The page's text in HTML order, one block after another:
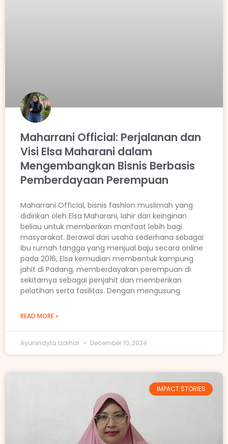
Maharrani Official: Perjalanan dan
Visi Elsa Maharani dalam
Mengembangkan Bisnis Berbasis
Pemberdayaan Perempuan
Maharrani Official, bisnis fashion muslimah yang
didirikan oleh Elsa Maharani, lahir dari keinginan
beliau untuk memberikan manfaat lebih bagi
masyarakat. Berawal dari usaha sederhana sebagai
ibu rumah tangga yang menjual baju secara online
pada 2016, Elsa kemudian membentuk kampung
jahit di Padang, memberdayakan perempuan di
sekitarnya sebagai penjahit dan memberikan
pelatihan serta fasilitas. Dengan mengusung
READ MORE »
Ayunindyta Izdihar December 10, 2024
IMPACT STORIES